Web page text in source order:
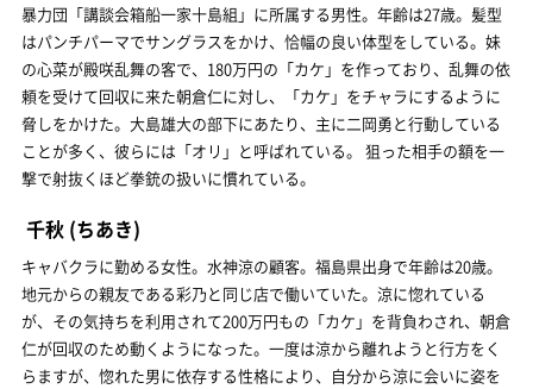
暴力団「講談会箱船一家十島組」に所属する男性。年齢は27歳。髪型
はパンチパーマでサングラスをかけ、恰幅の良い体型をしている。妹
の心菜が殿咲乱舞の客で、180万円の「カケ」を作っており、乱舞の依
頼を受けて回収に来た朝倉仁に対し、「カケ」をチャラにするように
脅しをかけた。大島雄大の部下にあたり、主に二岡勇と行動している
ことが多く、彼らには「オリ」と呼ばれている。 狙った相手の額を一
撃で射抜くほど拳銃の扱いに慣れている。
千秋 (ちあき)
キャバクラに勤める女性。水神涼の顧客。福島県出身で年齢は20歳。
地元からの親友である彩乃と同じ店で働いていた。涼に惚れている
が、その気持ちを利用されて200万円もの「カケ」を背負わされ、朝倉
仁が回収のため動くようになった。一度は涼から離れようと行方をく
らますが、惚れた男に依存する性格により、自分から涼に会いに姿を